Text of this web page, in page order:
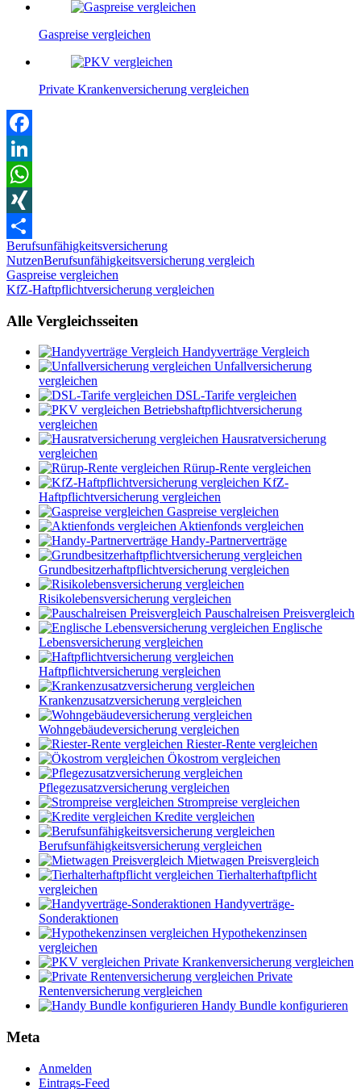
Gaspreise vergleichen
Private Krankenversicherung vergleichen
Facebook
LinkedIn
WhatsApp
XING
Teilen
Berufsunfähigkeitsversicherung
NutzenBerufsunfähigkeitsversicherung vergleich
Beitragsnavigation
Vorheriger
Beitrag:
Gaspreise vergleichen
Nächster
KfZ-Haftpflichtversicherung vergleichen
Alle Vergleichsseiten
Handyverträge Vergleich
Unfallversicherung
vergleichen
DSL-Tarife vergleichen
Betriebshaftpflichtversicherung
vergleichen
Hausratversicherung
vergleichen
Rürup-Rente vergleichen
KfZ-
Haftpflichtversicherung vergleichen
Gaspreise vergleichen
Aktienfonds vergleichen
Handy-Partnerverträge
Grundbesitzerhaftpflichtversicherung vergleichen
Risikolebensversicherung vergleichen
Pauschalreisen Preisvergleich
Englische
Lebensversicherung vergleichen
Haftpflichtversicherung vergleichen
Krankenzusatzversicherung vergleichen
Wohngebäudeversicherung vergleichen
Riester-Rente vergleichen
Ökostrom vergleichen
Pflegezusatzversicherung vergleichen
Strompreise vergleichen
Kredite vergleichen
Berufsunfähigkeitsversicherung vergleichen
Mietwagen Preisvergleich
Tierhalterhaftpflicht
vergleichen
Handyverträge-
Sonderaktionen
Hypothekenzinsen
vergleichen
Private Krankenversicherung vergleichen
Private
Rentenversicherung vergleichen
Handy Bundle konfigurieren
Meta
Anmelden
Eintrags-Feed